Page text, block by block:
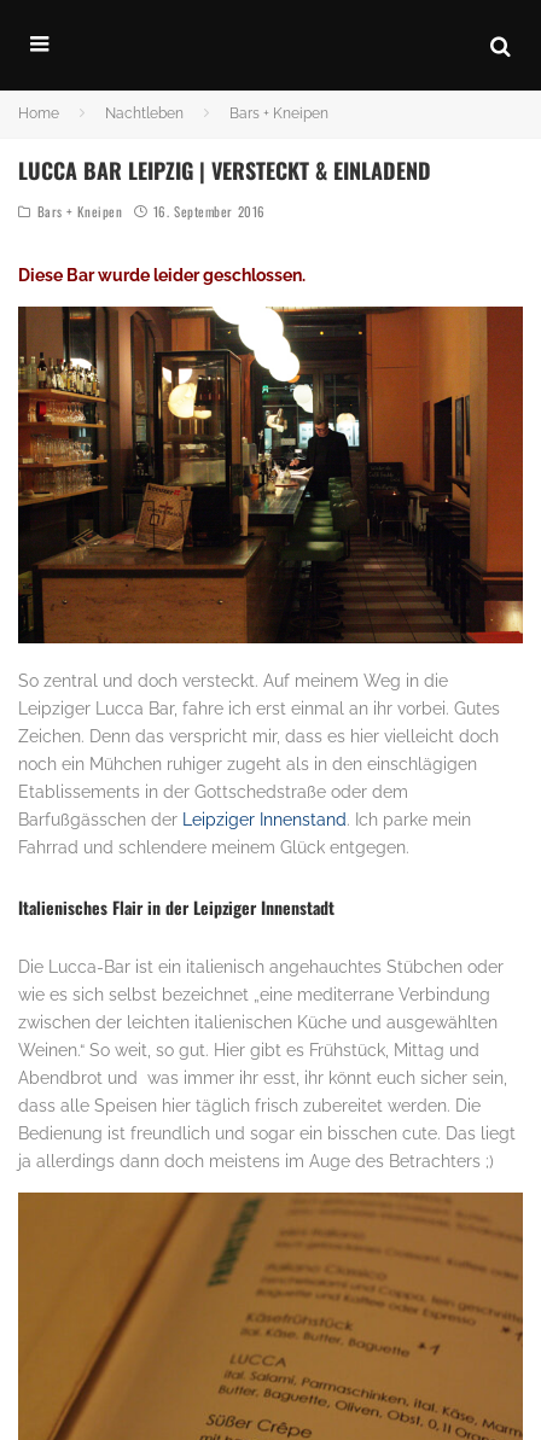
Home Nachtleben Bars + Kneipen
LUCCA BAR LEIPZIG | VERSTECKT & EINLADEND
Bars + Kneipen 16. September 2016
Diese Bar wurde leider geschlossen.
So zentral und doch versteckt. Auf meinem Weg in die
Leipziger Lucca Bar, fahre ich erst einmal an ihr vorbei. Gutes
Zeichen. Denn das verspricht mir, dass es hier vielleicht doch
noch ein Mühchen ruhiger zugeht als in den einschlägigen
Etablissements in der Gottschedstraße oder dem
Barfußgässchen der
Leipziger Innenstand. Ich parke mein
Fahrrad und schlendere meinem Glück entgegen.
Italienisches Flair in der Leipziger Innenstadt
Die Lucca-Bar ist ein italienisch angehauchtes Stübchen oder
wie es sich selbst bezeichnet „eine mediterrane Verbindung
zwischen der leichten italienischen Küche und ausgewählten
Weinen.“ So weit, so gut. Hier gibt es Frühstück, Mittag und
Abendbrot und was immer ihr esst, ihr könnt euch sicher sein,
dass alle Speisen hier täglich frisch zubereitet werden. Die
Bedienung ist freundlich und sogar ein bisschen cute. Das liegt
ja allerdings dann doch meistens im Auge des Betrachters ;)